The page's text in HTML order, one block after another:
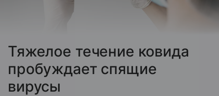
Тяжелое течение ковида
пробуждает спящие
вирусы